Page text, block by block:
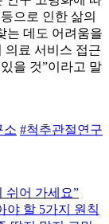
으로 인한 삶의
는 데도 어려움을
의료 서비스 접근
을 것”이라고 말
소 #척추관절연구
쉬어 가세요”
야 할 5가지 원칙